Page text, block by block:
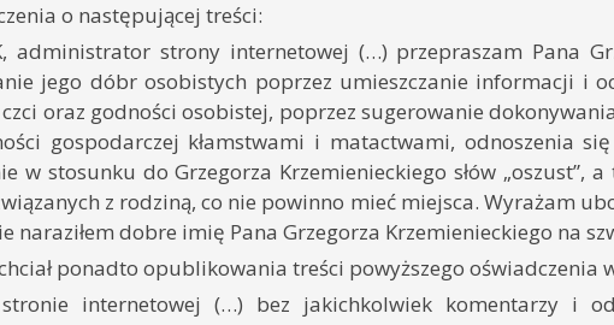
o następującej treści:
administrator strony internetowej (…) przepraszam Pana
jego dóbr osobistych poprzez umieszczanie informacji i
oraz godności osobistej, poprzez sugerowanie
gospodarczej kłamstwami i matactwami, odnoszenia
w stosunku do Grzegorza Krzemienieckiego słów „oszust”,
z rodziną, co nie powinno mieć miejsca. Wyrażam
naraziłem dobre imię Pana Grzegorza Krzemienieckiego na
ponadto opublikowania treści powyższego oświadczenia
internetowej (…) bez jakichkolwiek komentarzy i